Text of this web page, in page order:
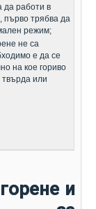
да работи в
първо трябва да
режим;
не са
е да се
на кое гориво
или
и